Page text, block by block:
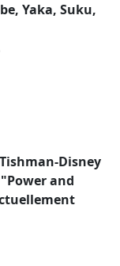
Yaka, Suku,
Disney
and